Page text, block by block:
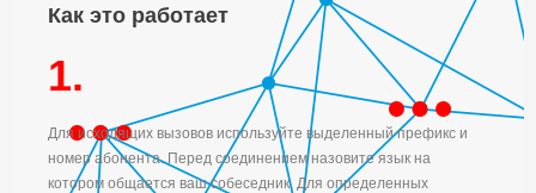
Как это работает
1.
Для исходящих вызовов используйте выделенный префикс и
номер абонента. Перед соединением назовите язык на
котором общается ваш собеседник. Для определенных